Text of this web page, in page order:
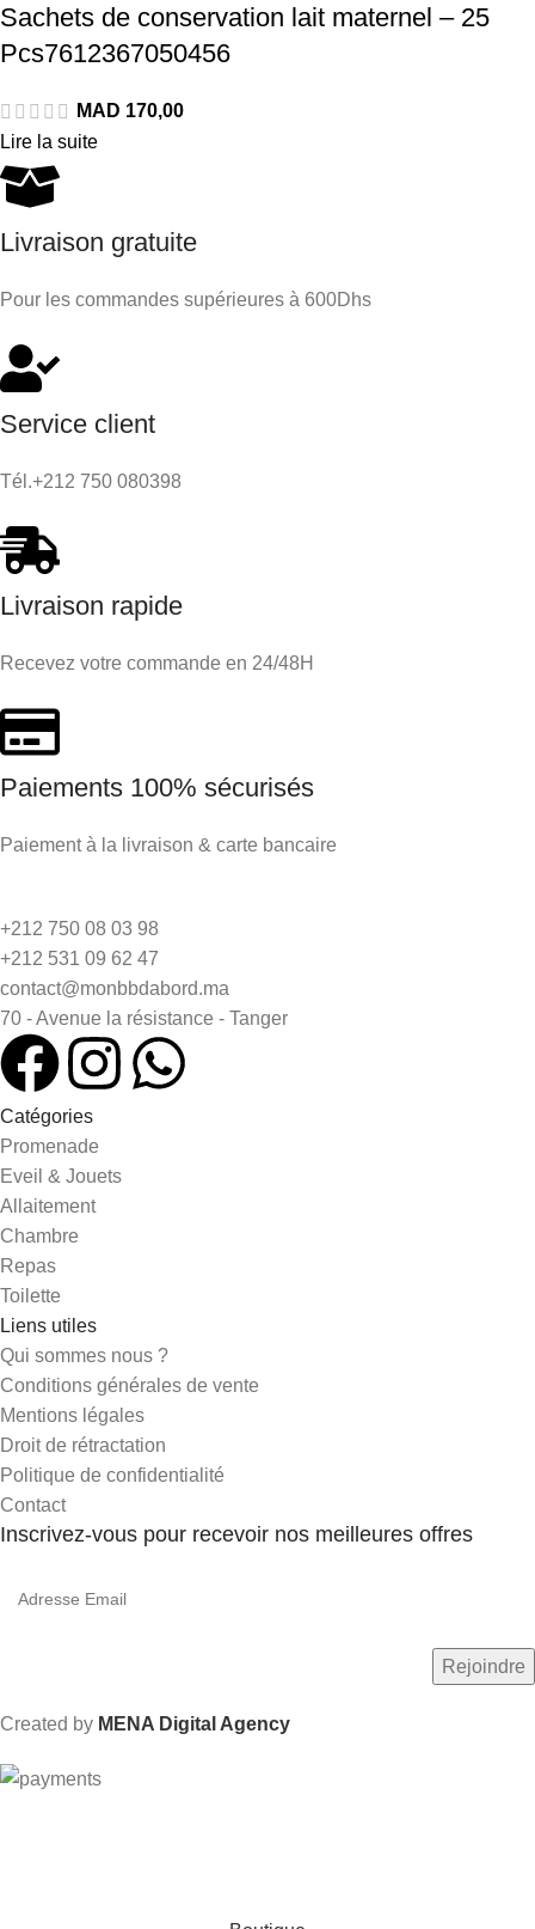
Sachets de conservation lait maternel – 25
Pcs7612367050456
Lire la suite
Livraison gratuite
Pour les commandes supérieures à 600Dhs
Service client
Tél.+212 750 080398
Livraison rapide
Recevez votre commande en 24/48H
Paiements 100% sécurisés
Paiement à la livraison & carte bancaire
+212 750 08 03 98
+212 531 09 62 47
contact@monbbdabord.ma
70 - Avenue la résistance - Tanger
Catégories
Promenade
Eveil & Jouets
Allaitement
Chambre
Repas
Toilette
Liens utiles
Qui sommes nous ?
Conditions générales de vente
Mentions légales
Droit de rétractation
Politique de confidentialité
Contact
Inscrivez-vous pour recevoir nos meilleures offres
Created by MENA Digital Agency